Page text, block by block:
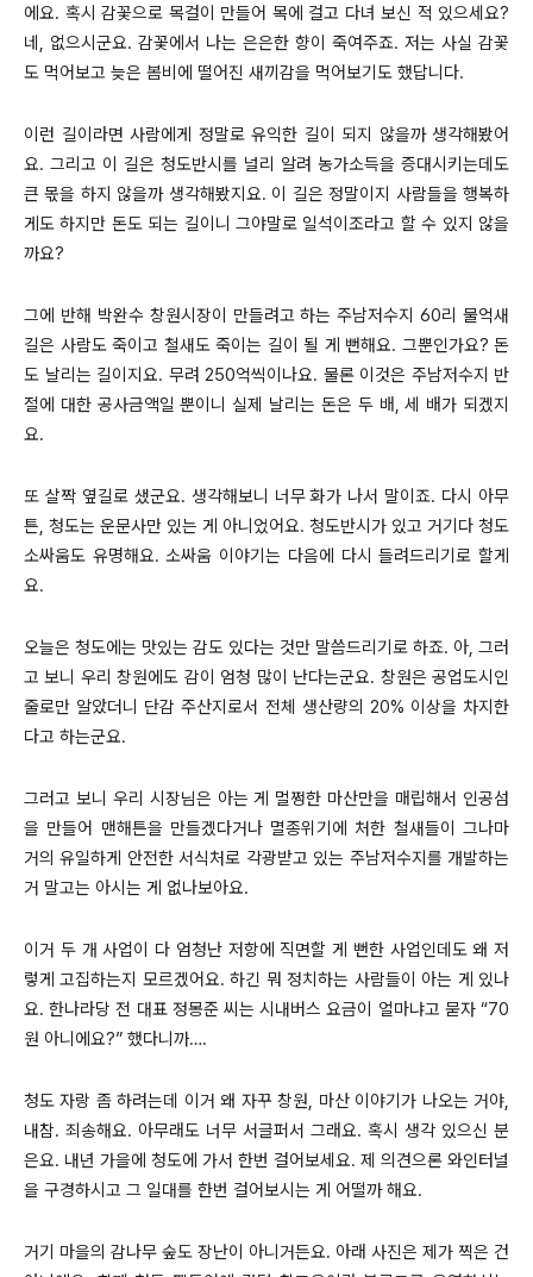
에요. 혹시 감꽃으로 목걸이 만들어 목에 걸고 다녀 보신 적 있으세요?
네, 없으시군요. 감꽃에서 나는 은은한 향이 죽여주죠. 저는 사실 감꽃
도 먹어보고 늦은 봄비에 떨어진 새끼감을 먹어보기도 했답니다.
이런 길이라면 사람에게 정말로 유익한 길이 되지 않을까 생각해봤어
요. 그리고 이 길은 청도반시를 널리 알려 농가소득을 증대시키는데도
큰 몫을 하지 않을까 생각해봤지요. 이 길은 정말이지 사람들을 행복하
게도 하지만 돈도 되는 길이니 그야말로 일석이조라고 할 수 있지 않을
까요?
그에 반해 박완수 창원시장이 만들려고 하는 주남저수지 60리 물억새
길은 사람도 죽이고 철새도 죽이는 길이 될 게 뻔해요. 그뿐인가요? 돈
도 날리는 길이지요. 무려 250억씩이나요. 물론 이것은 주남저수지 반
절에 대한 공사금액일 뿐이니 실제 날리는 돈은 두 배, 세 배가 되겠지
요.
또 살짝 옆길로 샜군요. 생각해보니 너무 화가 나서 말이죠. 다시 아무
튼, 청도는 운문사만 있는 게 아니었어요. 청도반시가 있고 거기다 청도
소싸움도 유명해요. 소싸움 이야기는 다음에 다시 들려드리기로 할게
요.
오늘은 청도에는 맛있는 감도 있다는 것만 말씀드리기로 하죠. 아, 그러
고 보니 우리 창원에도 감이 엄청 많이 난다는군요. 창원은 공업도시인
줄로만 알았더니 단감 주산지로서 전체 생산량의 20% 이상을 차지한
다고 하는군요.
그러고 보니 우리 시장님은 아는 게 멀쩡한 마산만을 매립해서 인공섬
을 만들어 맨해튼을 만들겠다거나 멸종위기에 처한 철새들이 그나마
거의 유일하게 안전한 서식처로 각광받고 있는 주남저수지를 개발하는
거 말고는 아시는 게 없나보아요.
이거 두 개 사업이 다 엄청난 저항에 직면할 게 뻔한 사업인데도 왜 저
렇게 고집하는지 모르겠어요. 하긴 뭐 정치하는 사람들이 아는 게 있나
요. 한나라당 전 대표 정몽준 씨는 시내버스 요금이 얼마냐고 묻자 “70
원 아니에요?” 했다니까….
청도 자랑 좀 하려는데 이거 왜 자꾸 창원, 마산 이야기가 나오는 거야,
내참. 죄송해요. 아무래도 너무 서글퍼서 그래요. 혹시 생각 있으신 분
은요. 내년 가을에 청도에 가서 한번 걸어보세요. 제 의견으론 와인터널
을 구경하시고 그 일대를 한번 걸어보시는 게 어떨까 해요.
거기 마을의 감나무 숲도 장난이 아니거든요. 아래 사진은 제가 찍은 건